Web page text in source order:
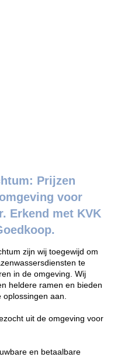
Prijzen
voor
Erkend met KVK
zijn wij toegewijd om
te
in de omgeving. Wij
heldere ramen en bieden
aan.
uit de omgeving voor
en betaalbare